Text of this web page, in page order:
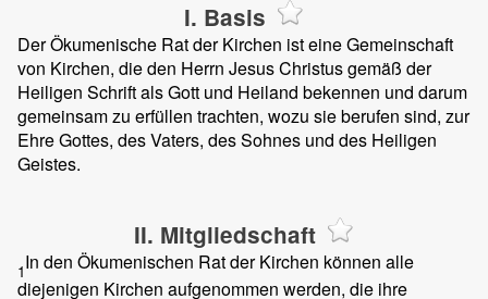
I. Basis
Der Ökumenische Rat der Kirchen ist eine Gemeinschaft
von Kirchen, die den Herrn Jesus Christus gemäß der
Heiligen Schrift als Gott und Heiland bekennen und darum
gemeinsam zu erfüllen trachten, wozu sie berufen sind, zur
Ehre Gottes, des Vaters, des Sohnes und des Heiligen
Geistes.
II. Mitgliedschaft
1In den Ökumenischen Rat der Kirchen können alle
diejenigen Kirchen aufgenommen werden, die ihre